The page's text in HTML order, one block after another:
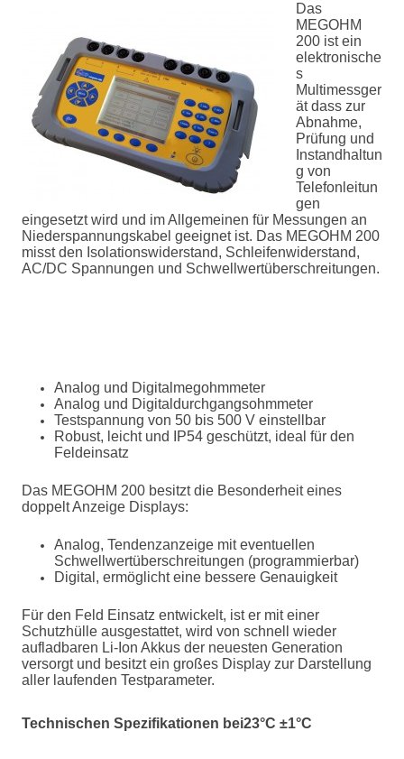
Das
MEGOHM
200 ist ein
elektronische
s
Multimessger
ät dass zur
Abnahme,
Prüfung und
Instandhaltun
g von
Telefonleitun
gen
eingesetzt wird und im Allgemeinen für Messungen an
Niederspannungskabel geeignet ist. Das MEGOHM 200
misst den Isolationswiderstand, Schleifenwiderstand,
AC/DC Spannungen und Schwellwertüberschreitungen.
Analog und Digitalmegohmmeter
Analog und Digitaldurchgangsohmmeter
Testspannung von 50 bis 500 V einstellbar
Robust, leicht und IP54 geschützt, ideal für den
Feldeinsatz
Das MEGOHM 200 besitzt die Besonderheit eines
doppelt Anzeige Displays:
Analog, Tendenzanzeige mit eventuellen
Schwellwertüberschreitungen (programmierbar)
Digital, ermöglicht eine bessere Genauigkeit
Für den Feld Einsatz entwickelt, ist er mit einer
Schutzhülle ausgestattet, wird von schnell wieder
aufladbaren Li-Ion Akkus der neuesten Generation
versorgt und besitzt ein großes Display zur Darstellung
aller laufenden Testparameter.
Technischen Spezifikationen bei23°C ±1°C